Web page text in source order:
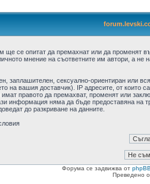
ще се опитат да премахнат или да
мнение на съответните им автори, а
заплашителен, сексуално-ориентиран или
на вашия доставчик). IP адресите, от
правото да премахват, променят или
информация няма да бъде предоставяна
до разкриване на данните.
Форума се задвижва от phpBB
Преведено